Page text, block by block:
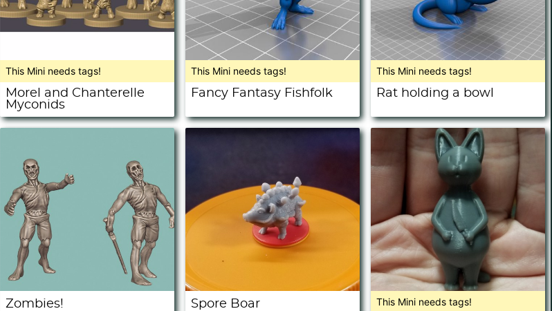
This Mini needs tags!
Morel and Chanterelle
Myconids
This Mini needs tags!
Fancy Fantasy Fishfolk
This Mini needs tags!
Rat holding a bowl
Zombies! Spore Boar This Mini needs tags!